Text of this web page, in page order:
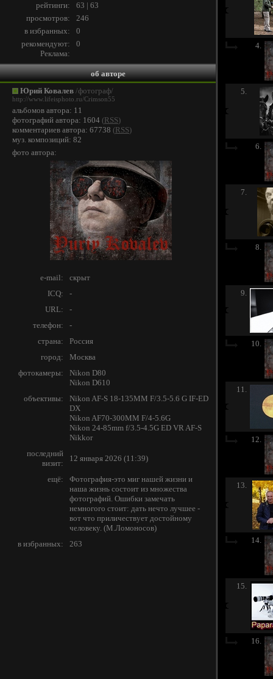
рейтинги:
63 | 63
просмотров:
246
в избранных:
0
рекомендуют:
0
Реклама:
об авторе
Юрий Ковалев /фотограф/
http://www.lifeisphoto.ru/Crimson55
альбомов автора: 11
фотографий автора: 1604 (RSS)
комментариев автора: 67738 (RSS)
муз. композиций: 82
фото автора:
e-mail:
скрыт
ICQ:
-
URL:
-
телефон:
-
страна:
Россия
город:
Москва
фотокамеры:
Nikon D80
Nikon D610
объективы:
Nikon AF-S 18-135MM F/3.5-5.6 G IF-ED
DX
Nikon AF70-300MM F/4-5.6G
Nikon 24-85mm f/3.5-4.5G ED VR AF-S
Nikkor
последний
визит:
12 января 2026 (11:39)
ещё:
Фотография-это миг нашей жизни и
наша жизнь состоит из множества
фотографий. Ошибки замечать
немногого стоит: дать нечто лучшее -
вот что приличествует достойному
человеку. (М.Ломоносов)
в избранных:
263
4.
5.
6.
7.
8.
9.
10.
11.
12.
13.
14.
15.
16.